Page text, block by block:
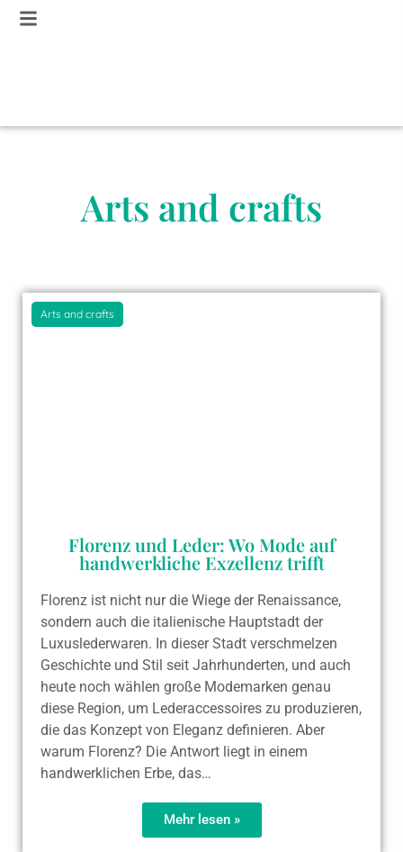
Arts and crafts
Arts and crafts
Florenz und Leder: Wo Mode auf
handwerkliche Exzellenz trifft
Florenz ist nicht nur die Wiege der Renaissance,
sondern auch die italienische Hauptstadt der
Luxuslederwaren. In dieser Stadt verschmelzen
Geschichte und Stil seit Jahrhunderten, und auch
heute noch wählen große Modemarken genau
diese Region, um Lederaccessoires zu produzieren,
die das Konzept von Eleganz definieren. Aber
warum Florenz? Die Antwort liegt in einem
handwerklichen Erbe, das…
Mehr lesen »